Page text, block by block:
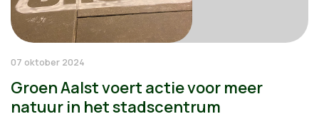
07 oktober 2024
Groen Aalst voert actie voor meer
natuur in het stadscentrum